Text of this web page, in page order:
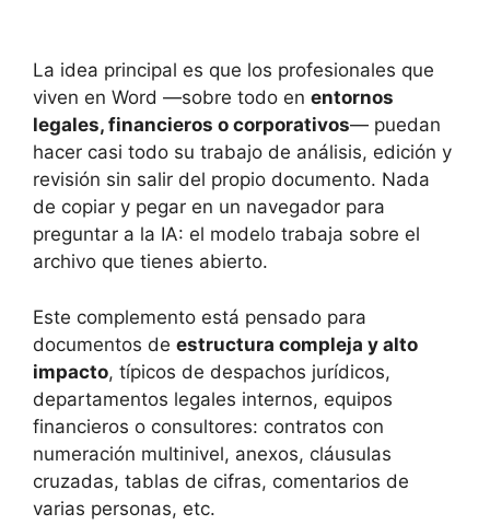
La idea principal es que los profesionales que
viven en Word —sobre todo en entornos
legales, financieros o corporativos— puedan
hacer casi todo su trabajo de análisis, edición y
revisión sin salir del propio documento. Nada
de copiar y pegar en un navegador para
preguntar a la IA: el modelo trabaja sobre el
archivo que tienes abierto.
Este complemento está pensado para
documentos de estructura compleja y alto
impacto, típicos de despachos jurídicos,
departamentos legales internos, equipos
financieros o consultores: contratos con
numeración multinivel, anexos, cláusulas
cruzadas, tablas de cifras, comentarios de
varias personas, etc.